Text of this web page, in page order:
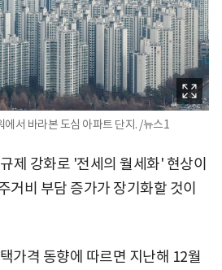
서 바라본 도심 아파트 단지. /뉴스1
제 강화로 '전세의 월세화' 현상이
거비 부담 증가가 장기화할 것이
가격 동향에 따르면 지난해 12월